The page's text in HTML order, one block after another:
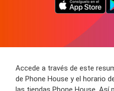
Accede a través de este
de Phone House y el horario